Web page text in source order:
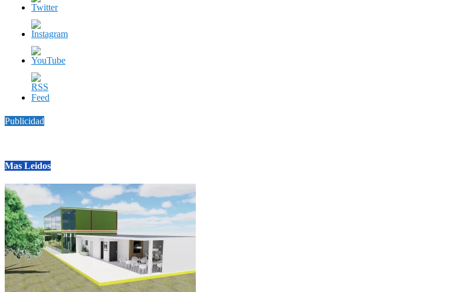
Publicidad
Mas Leidos